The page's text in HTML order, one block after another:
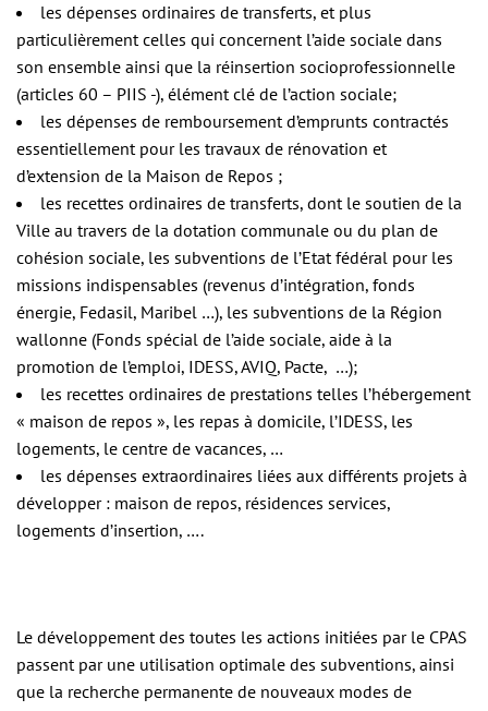
les dépenses ordinaires de transferts, et plus
particulièrement celles qui concernent l’aide sociale dans
son ensemble ainsi que la réinsertion socioprofessionnelle
(articles 60 – PIIS -), élément clé de l’action sociale;
les dépenses de remboursement d’emprunts contractés
essentiellement pour les travaux de rénovation et
d’extension de la Maison de Repos ;
les recettes ordinaires de transferts, dont le soutien de la
Ville au travers de la dotation communale ou du plan de
cohésion sociale, les subventions de l’Etat fédéral pour les
missions indispensables (revenus d’intégration, fonds
énergie, Fedasil, Maribel …), les subventions de la Région
wallonne (Fonds spécial de l’aide sociale, aide à la
promotion de l’emploi, IDESS, AVIQ, Pacte, …);
les recettes ordinaires de prestations telles l’hébergement
« maison de repos », les repas à domicile, l’IDESS, les
logements, le centre de vacances, …
les dépenses extraordinaires liées aux différents projets à
développer : maison de repos, résidences services,
logements d’insertion, ….
Le développement des toutes les actions initiées par le CPAS
passent par une utilisation optimale des subventions, ainsi
que la recherche permanente de nouveaux modes de